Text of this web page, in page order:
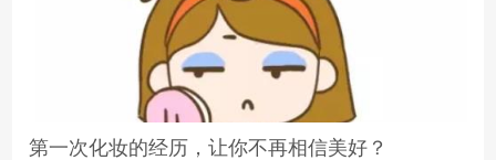
第一次化妆的经历，让你不再相信美好？